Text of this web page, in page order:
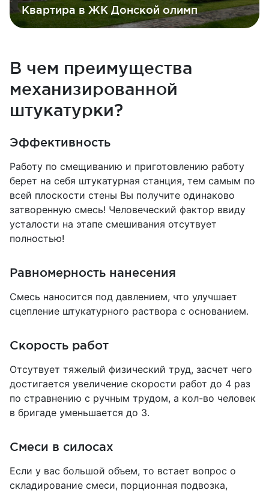
Квартира в ЖК Донской олимп
В чем преимущества
механизированной
штукатурки?
Эффективность
Работу по смещиванию и приготовлению работу
берет на себя штукатурная станция, тем самым по
всей плоскости стены Вы получите одинаково
затворенную смесь! Человеческий фактор ввиду
усталости на этапе смешивания отсутвует
полностью!
Равномерность нанесения
Смесь наносится под давлением, что улучшает
сцепление штукатурного раствора с основанием.
Скорость работ
Отсутвует тяжелый физический труд, засчет чего
достигается увеличение скорости работ до 4 раз
по стравнению с ручным трудом, а кол-во человек
в бригаде уменьшается до 3.
Смеси в силосах
Если у вас большой объем, то встает вопрос о
складирование смеси, порционная подвозка,